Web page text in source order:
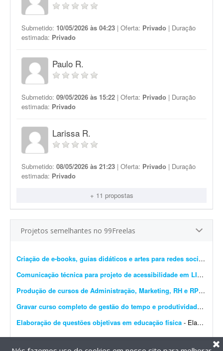
Submetido: 10/05/2026 às 04:23 | Oferta: Privado | Duração
estimada: Privado
Paulo R.
Submetido: 09/05/2026 às 15:22 | Oferta: Privado | Duração
estimada: Privado
Larissa R.
Submetido: 08/05/2026 às 21:23 | Oferta: Privado | Duração
estimada: Privado
+ 11 propostas
Projetos semelhantes no 99Freelas
Criação de e-books, guias didáticos e artes para redes sociais
Comunicação técnica para projeto de acessibilidade em LIBRAS
Produção de cursos de Administração, Marketing, RH e RP
-
Gravar curso completo de gestão do tempo e produtividade
-
Elaboração de questões objetivas em educação física - Elaboração de questões com 5 alternativas de resposta e apenas uma correta. As questões devem ser elaboradas de acordo com o programa/bibliografia. O(a) elaborador(a) d...